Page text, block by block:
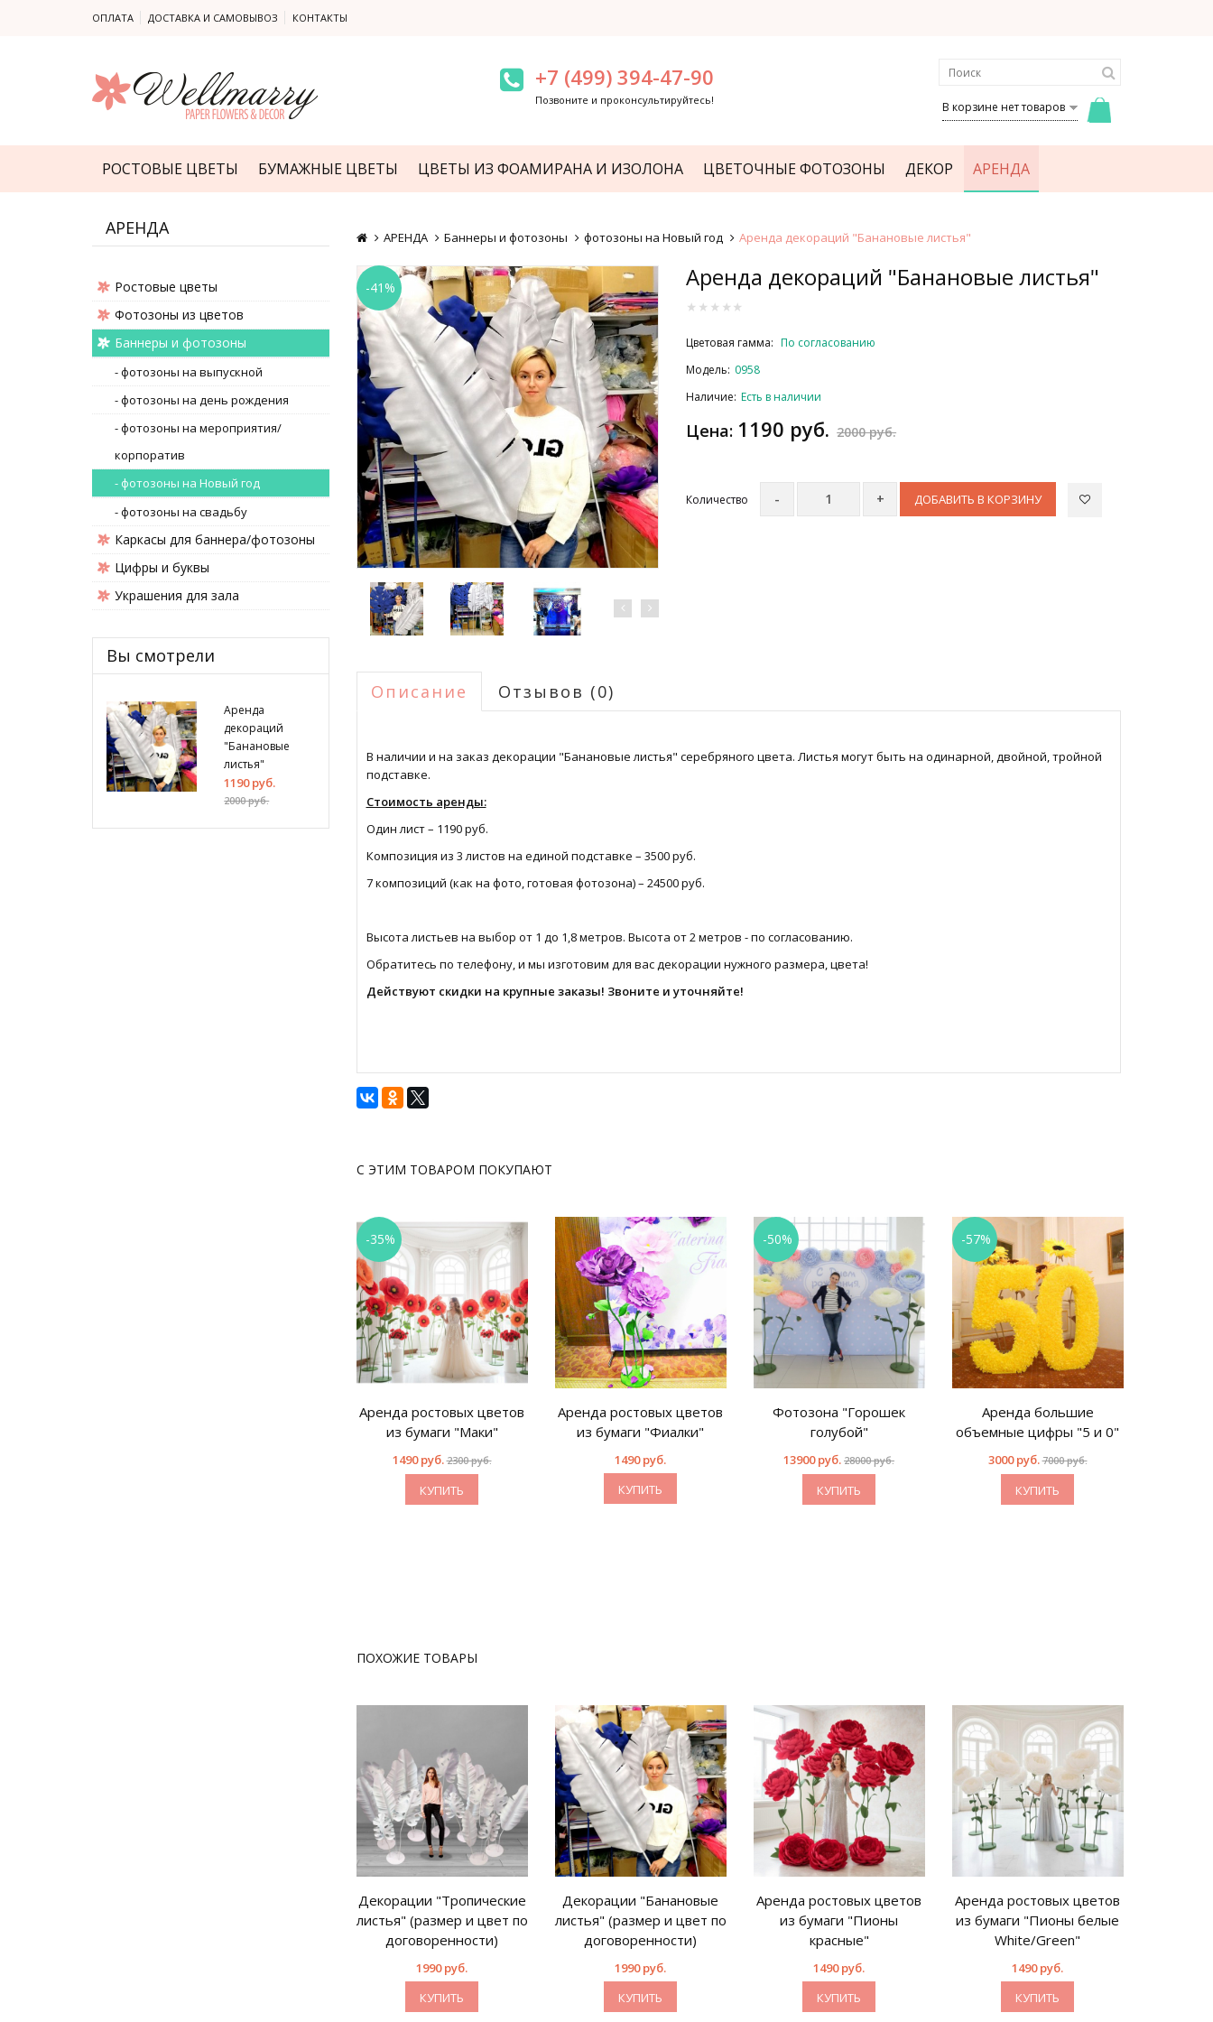
ОПЛАТА ДОСТАВКА И САМОВЫВОЗ КОНТАКТЫ
+7 (499) 394-47-90
Позвоните и проконсультируйтесь! В корзине нет товаров
РОСТОВЫЕ ЦВЕТЫ БУМАЖНЫЕ ЦВЕТЫ ЦВЕТЫ ИЗ ФОАМИРАНА И ИЗОЛОНА ЦВЕТОЧНЫЕ ФОТОЗОНЫ ДЕКОР АРЕНДА
АРЕНДА
Ростовые цветы
Фотозоны из цветов
Баннеры и фотозоны
- фотозоны на выпускной
- фотозоны на день рождения
- фотозоны на мероприятия/
корпоратив
- фотозоны на Новый год
- фотозоны на свадьбу
Каркасы для баннера/фотозоны
Цифры и буквы
Украшения для зала
Вы смотрели
Аренда
декораций
"Банановые
листья"
1190 руб.
2000 руб.
АРЕНДА Баннеры и фотозоны фотозоны на Новый год Аренда декораций "Банановые листья"
-41% Аренда декораций "Банановые листья"
Цветовая гамма: По согласованию
Модель: 0958
Наличие: Есть в наличии
Цена: 1190 руб. 2000 руб.
Количество ДОБАВИТЬ В КОРЗИНУ
Описание Отзывов (0)
В наличии и на заказ декорации "Банановые листья" серебряного цвета. Листья могут быть на одинарной, двойной, тройной
подставке.
Стоимость аренды:
Один лист – 1190 руб.
Композиция из 3 листов на единой подставке – 3500 руб.
7 композиций (как на фото, готовая фотозона) – 24500 руб.
Высота листьев на выбор от 1 до 1,8 метров. Высота от 2 метров - по согласованию.
Обратитесь по телефону, и мы изготовим для вас декорации нужного размера, цвета!
Действуют скидки на крупные заказы! Звоните и уточняйте!
С ЭТИМ ТОВАРОМ ПОКУПАЮТ
-35%
Аренда ростовых цветов
из бумаги "Маки"
1490 руб. 2300 руб.
КУПИТЬ
Аренда ростовых цветов
из бумаги "Фиалки"
1490 руб.
КУПИТЬ
-50%
Фотозона "Горошек
голубой"
13900 руб. 28000 руб.
КУПИТЬ
-57%
Аренда большие
объемные цифры "5 и 0"
3000 руб. 7000 руб.
КУПИТЬ
ПОХОЖИЕ ТОВАРЫ
Декорации "Тропические
листья" (размер и цвет по
договоренности)
1990 руб.
КУПИТЬ
Декорации "Банановые
листья" (размер и цвет по
договоренности)
1990 руб.
КУПИТЬ
Аренда ростовых цветов
из бумаги "Пионы
красные"
1490 руб.
КУПИТЬ
Аренда ростовых цветов
из бумаги "Пионы белые
White/Green"
1490 руб.
КУПИТЬ